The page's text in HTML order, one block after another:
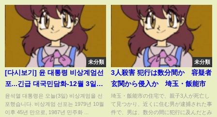
未分類
[다시보기] 윤 대통령 비상계엄선
포...긴급 대국민담화-12월 3일
(화) 풀영상 [이슈현장] / JTBC
News
윤석열 대통령은 오늘(3일) 비상계엄을 선
포했습니다. 비상계엄 선포는 1979년 10월
이후 45년 만으로, 1987년 민주화 ...
未分類
3人殺害 犯行は数分間か 容疑者
玄関から侵入か 埼玉・飯能市
埼玉・飯能市の住宅で、親子3人が死亡し
て見つかり、近くに住む男が逮捕された事
件で、男は、数分の間に犯行に及んだとみ